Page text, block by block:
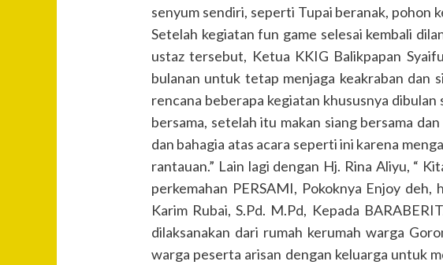
senyum sendiri, seperti Tupai beranak, pohon
Setelah kegiatan fun game selesai kembali
ustaz tersebut, Ketua KKIG Balikpapan
bulanan untuk tetap menjaga keakraban dan
rencana beberapa kegiatan khususnya
bersama, setelah itu makan siang bersama
dan bahagia atas acara seperti ini karena
rantauan.” Lain lagi dengan Hj. Rina Aliyu, “
perkemahan PERSAMI, Pokoknya Enjoy
Karim Rubai, S.Pd. M.Pd, Kepada
dilaksanakan dari rumah kerumah warga
warga peserta arisan dengan keluarga untuk